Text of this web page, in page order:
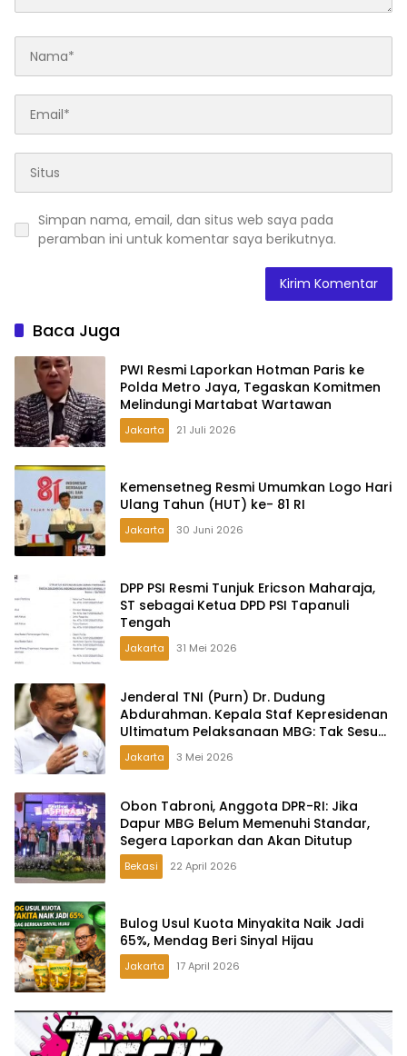
Simpan nama, email, dan situs web saya pada
peramban ini untuk komentar saya berikutnya.
Baca Juga
PWI Resmi Laporkan Hotman Paris ke
Polda Metro Jaya, Tegaskan Komitmen
Melindungi Martabat Wartawan
Jakarta 21 Juli 2026
Kemensetneg Resmi Umumkan Logo Hari
Ulang Tahun (HUT) ke- 81 RI
Jakarta 30 Juni 2026
DPP PSI Resmi Tunjuk Ericson Maharaja,
ST sebagai Ketua DPD PSI Tapanuli
Tengah
Jakarta 31 Mei 2026
Jenderal TNI (Purn) Dr. Dudung
Abdurahman. Kepala Staf Kepresidenan
Ultimatum Pelaksanaan MBG: Tak Sesuai
Aturan di Lapangan, Akan Dibabat
Jakarta 3 Mei 2026
Obon Tabroni, Anggota DPR-RI: Jika
Dapur MBG Belum Memenuhi Standar,
Segera Laporkan dan Akan Ditutup
Bekasi 22 April 2026
Bulog Usul Kuota Minyakita Naik Jadi
65%, Mendag Beri Sinyal Hijau
Jakarta 17 April 2026